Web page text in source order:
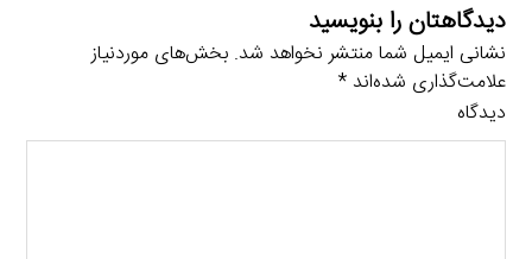
دیدگاهتان را بنویسید
نشانی ایمیل شما منتشر نخواهد شد. بخش‌های موردنیاز
علامت‌گذاری شده‌اند*
دیدگاه